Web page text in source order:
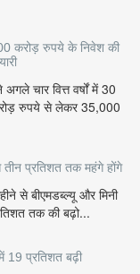
करोड़ रुपये के निवेश की
अगले चार वित्त वर्षों में 30
रुपये से लेकर 35,000
प्रतिशत तक महंगे होंगे
से बीएमडब्ल्यू और मिनी
तक की बढ़ो...
19 प्रतिशत बढ़ी